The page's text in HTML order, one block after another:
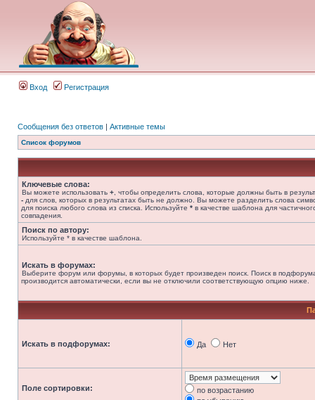
Вход Регистрация
Сообщения без ответов | Активные темы
Список форумов
Ключевые слова:
Вы можете использовать + , чтобы определить слова, которые должны быть в
- для слов, которых в результатах быть не должно. Вы можете разделить слова
для поиска любого слова из списка. Используйте * в качестве шаблона для
совпадения.
Поиск по автору:
Используйте * в качестве шаблона.
Искать в форумах:
Выберите форум или форумы, в которых будет произведен поиск. Поиск в
производится автоматически, если вы не отключили соответствующую опцию ниже.
Искать в подфорумах: Да Нет
Поле сортировки:
по возрастанию